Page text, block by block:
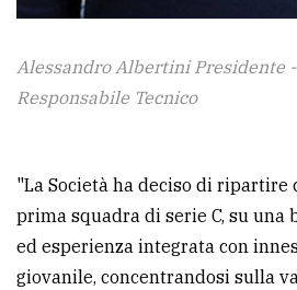
Alessandro Albertini Presidente
Responsabile Tecnico
"La Società ha deciso di
prima squadra di serie C, su una
ed esperienza integrata con
giovanile, concentrandosi sulla